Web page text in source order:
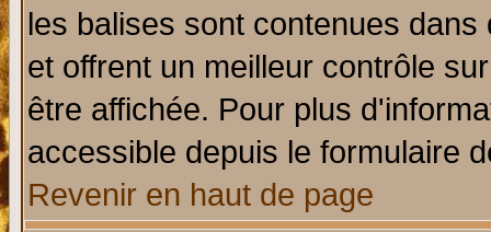
les balises sont contenues
et offrent un meilleur contrôle
être affichée. Pour plus
accessible depuis le formulaire
Revenir en haut de page